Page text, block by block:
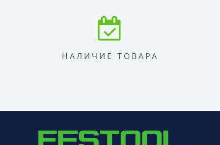
НАЛИЧИЕ ТОВАРА